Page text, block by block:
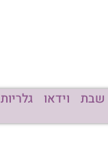
שבת וידאו גלריות